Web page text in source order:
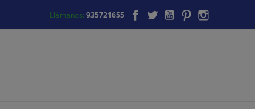
Llámanos:935721655 Facebook
TwitterYouTubePinterest